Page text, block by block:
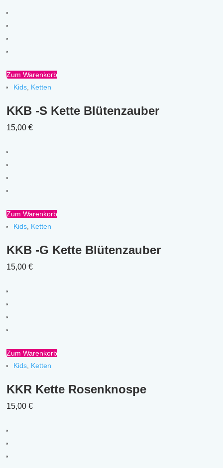
Zum Warenkorb
Kids Ketten
KKB -S Kette Blütenzauber
15,00€
Zum Warenkorb
Kids Ketten
KKB -G Kette Blütenzauber
15,00€
Zum Warenkorb
Kids Ketten
KKR Kette Rosenknospe
15,00€